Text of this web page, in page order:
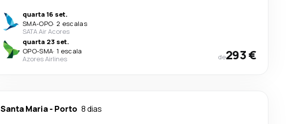
quarta 16 set.
SMA-OPO· 2 escalas
SATA Air Acores
quarta 23 set.
OPO-SMA· 1 escala
Azores Airlines
de293 €
Santa Maria- Porto 8 dias